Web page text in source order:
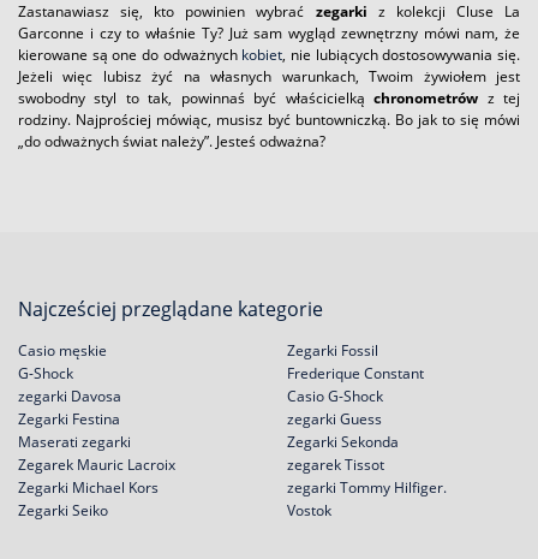
Zastanawiasz się, kto powinien wybrać zegarki z kolekcji Cluse La
Garconne i czy to właśnie Ty? Już sam wygląd zewnętrzny mówi nam, że
kierowane są one do odważnych kobiet, nie lubiących dostosowywania się.
Jeżeli więc lubisz żyć na własnych warunkach, Twoim żywiołem jest
swobodny styl to tak, powinnaś być właścicielkąchronometrów z tej
rodziny. Najprościej mówiąc, musisz być buntowniczką. Bo jak to się mówi
„do odważnych świat należy”. Jesteś odważna?
Najcześciej przeglądane kategorie
Casio męskie
G-Shock
zegarki Davosa
Zegarki Festina
Zegarki Fossil
Frederique Constant
Casio G-Shock
zegarki Guess
Maserati zegarki
Zegarek Mauric Lacroix
Zegarki Michael Kors
Zegarki Seiko
Zegarki Sekonda
zegarek Tissot
zegarki Tommy Hilfiger.
Vostok